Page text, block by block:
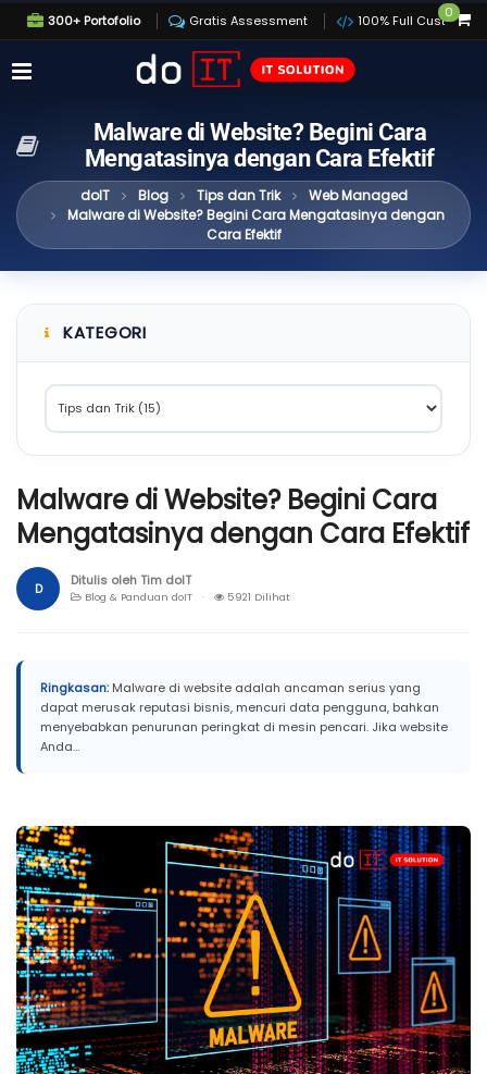
300+ Portofolio Gratis Assessment 100% Full Custom
0
Malware di Website? Begini Cara
Mengatasinya dengan Cara Efektif
doIT Blog Tips dan Trik
Web Managed
Malware di Website? Begini Cara Mengatasinya dengan
Cara Efektif
KATEGORI
Malware di Website? Begini Cara
Mengatasinya dengan Cara Efektif
D Ditulis oleh Tim doIT
Blog & Panduan doIT · 5921 Dilihat
Ringkasan:Malware di website adalah ancaman serius yang
dapat merusak reputasi bisnis, mencuri data pengguna, bahkan
menyebabkan penurunan peringkat di mesin pencari. Jika website
Anda...